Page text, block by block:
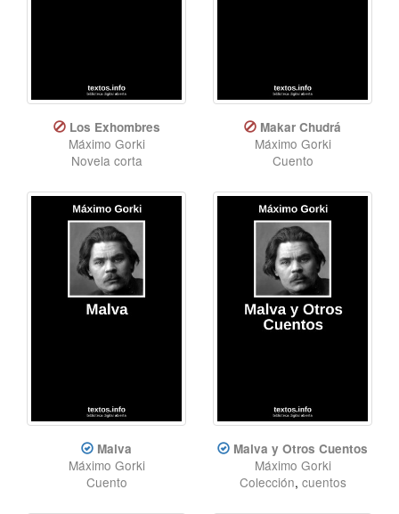
Los Exhombres
Máximo Gorki
Novela corta
Makar Chudrá
Máximo Gorki
Cuento
Malva
Máximo Gorki
Cuento
Malva y Otros Cuentos
Máximo Gorki
Colección, cuentos